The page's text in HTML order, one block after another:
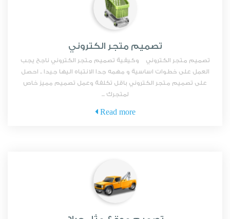
تصميم متجر الكتروني
تصميم متجر الكتروني وكيفية تصميم متجر الكتروني ناجح يجب
العمل على خطوات اساسية و مهمه جدا الانتباه اليها جيدا .. احصل
على تصميم متجر الكتروني باقل تكلفة وعمل تصميم مميز خاص
لمتجرك ...
Read more